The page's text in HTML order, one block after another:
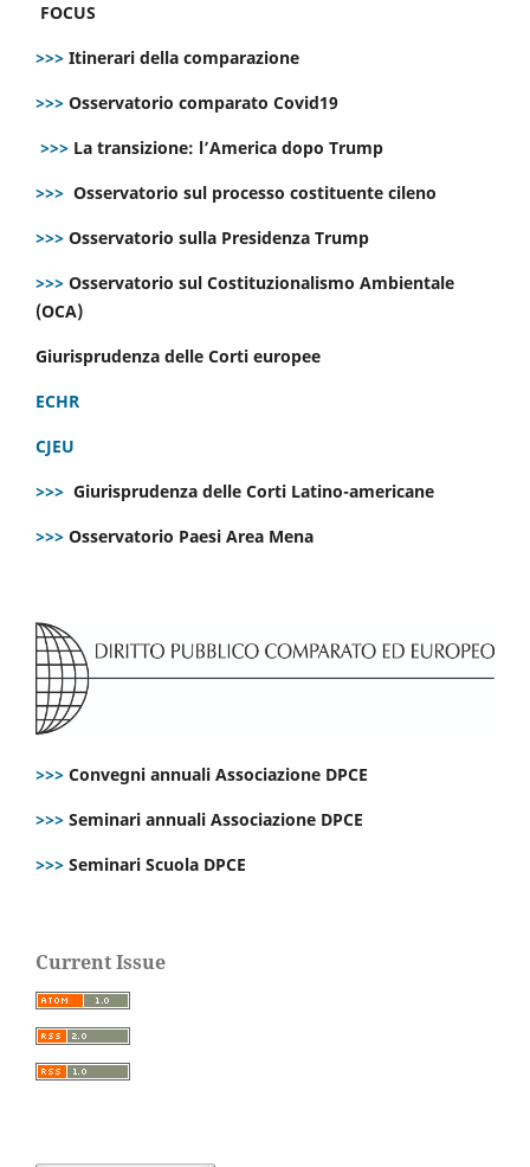
FOCUS
>>> Itinerari della comparazione
>>> Osservatorio comparato Covid19
>>> La transizione: l’America dopo Trump
>>> Osservatorio sul processo costituente cileno
>>> Osservatorio sulla Presidenza Trump
>>> Osservatorio sul Costituzionalismo Ambientale
(OCA)
Giurisprudenza delle Corti europee
ECHR
CJEU
>>> Giurisprudenza delle Corti Latino-americane
>>> Osservatorio Paesi Area Mena
>>> Convegni annuali Associazione DPCE
>>> Seminari annuali Associazione DPCE
>>> Seminari Scuola DPCE
Current Issue